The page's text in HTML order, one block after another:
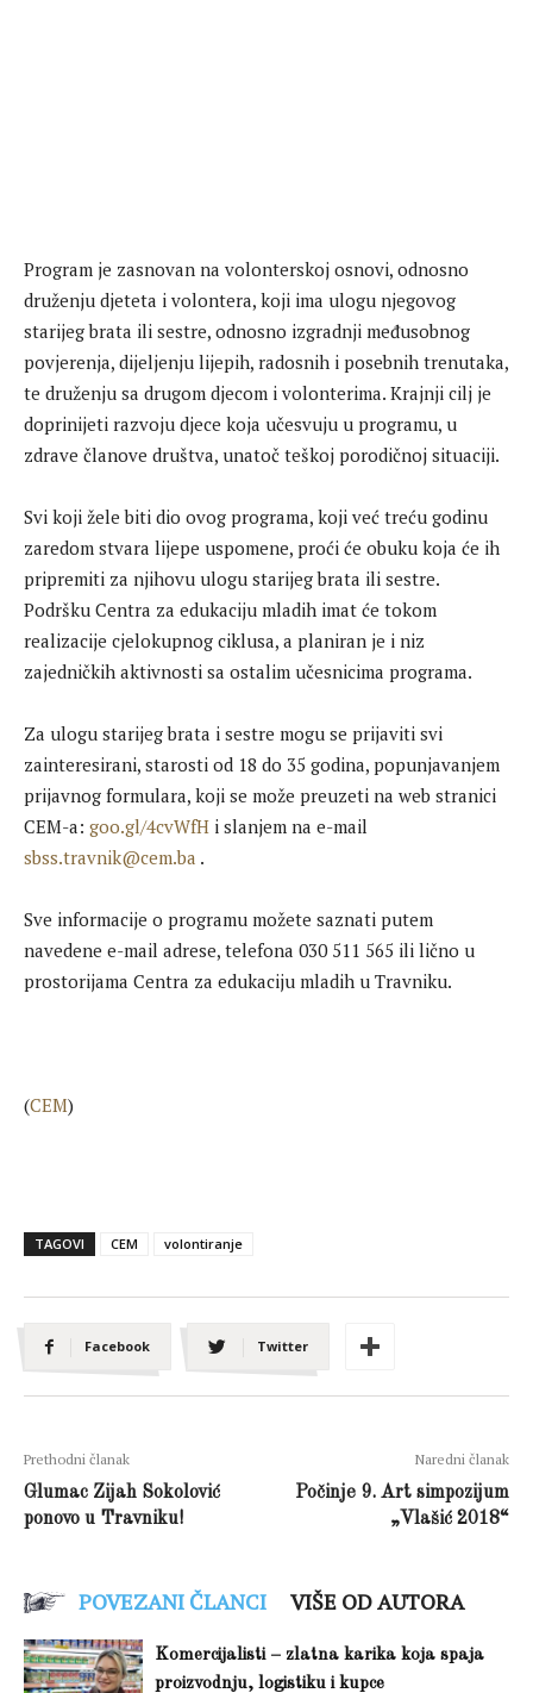
Program je zasnovan na volonterskoj osnovi, odnosno
druženju djeteta i volontera, koji ima ulogu njegovog
starijeg brata ili sestre, odnosno izgradnji međusobnog
povjerenja, dijeljenju lijepih, radosnih i posebnih trenutaka,
te druženju sa drugom djecom i volonterima. Krajnji cilj je
doprinijeti razvoju djece koja učesvuju u programu, u
zdrave članove društva, unatoč teškoj porodičnoj situaciji.
Svi koji žele biti dio ovog programa, koji već treću godinu
zaredom stvara lijepe uspomene, proći će obuku koja će ih
pripremiti za njihovu ulogu starijeg brata ili sestre.
Podršku Centra za edukaciju mladih imat će tokom
realizacije cjelokupnog ciklusa, a planiran je i niz
zajedničkih aktivnosti sa ostalim učesnicima programa.
Za ulogu starijeg brata i sestre mogu se prijaviti svi
zainteresirani, starosti od 18 do 35 godina, popunjavanjem
prijavnog formulara, koji se može preuzeti na web stranici
CEM-a: goo.gl/4cvWfH i slanjem na e-mail
sbss.travnik@cem.ba .
Sve informacije o programu možete saznati putem
navedene e-mail adrese, telefona 030 511 565 ili lično u
prostorijama Centra za edukaciju mladih u Travniku.
(CEM)
TAGOVI CEM volontiranje
Facebook Twitter
Prethodni članak
Glumac Zijah Sokolović
ponovo u Travniku!
Naredni članak
Počinje 9. Art simpozijum
„Vlašić 2018“
POVEZANI ČLANCI VIŠE OD AUTORA
Komercijalisti – zlatna karika koja spaja
proizvodnju, logistiku i kupce